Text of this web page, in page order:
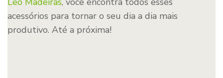
acessórios para tornar o seu dia a dia mais
produtivo. Até a próxima!